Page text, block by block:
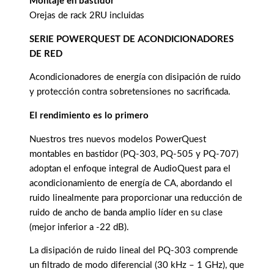
Orejas de rack 2RU incluidas
SERIE POWERQUEST DE ACONDICIONADORES
DE RED
Acondicionadores de energía con disipación de ruido
y protección contra sobretensiones no sacrificada.
El rendimiento es lo primero
Nuestros tres nuevos modelos PowerQuest
montables en bastidor (PQ-303, PQ-505 y PQ-707)
adoptan el enfoque integral de AudioQuest para el
acondicionamiento de energía de CA, abordando el
ruido linealmente para proporcionar una reducción de
ruido de ancho de banda amplio líder en su clase
(mejor inferior a -22 dB).
La disipación de ruido lineal del PQ-303 comprende
un filtrado de modo diferencial (30 kHz – 1 GHz), que